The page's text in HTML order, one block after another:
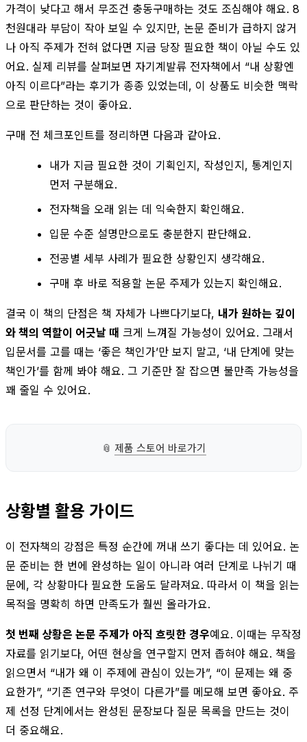
가격이 낮다고 해서 무조건 충동구매하는 것도 조심해야 해요. 8
천원대라 부담이 작아 보일 수 있지만, 논문 준비가 급하지 않거
나 아직 주제가 전혀 없다면 지금 당장 필요한 책이 아닐 수도 있
어요. 실제 리뷰를 살펴보면 자기계발류 전자책에서 “내 상황엔
아직 이르다”라는 후기가 종종 있었는데, 이 상품도 비슷한 맥락
으로 판단하는 것이 좋아요.
구매 전 체크포인트를 정리하면 다음과 같아요.
내가 지금 필요한 것이 기획인지, 작성인지, 통계인지
먼저 구분해요.
전자책을 오래 읽는 데 익숙한지 확인해요.
입문 수준 설명만으로도 충분한지 판단해요.
전공별 세부 사례가 필요한 상황인지 생각해요.
구매 후 바로 적용할 논문 주제가 있는지 확인해요.
결국 이 책의 단점은 책 자체가 나쁘다기보다, 내가 원하는 깊이
와 책의 역할이 어긋날 때 크게 느껴질 가능성이 있어요. 그래서
입문서를 고를 때는 ‘좋은 책인가’만 보지 말고, ‘내 단계에 맞는
책인가’를 함께 봐야 해요. 그 기준만 잘 잡으면 불만족 가능성을
꽤 줄일 수 있어요.
📎 제품 스토어 바로가기
상황별 활용 가이드
이 전자책의 강점은 특정 순간에 꺼내 쓰기 좋다는 데 있어요. 논
문 준비는 한 번에 완성하는 일이 아니라 여러 단계로 나뉘기 때
문에, 각 상황마다 필요한 도움도 달라져요. 따라서 이 책을 읽는
목적을 명확히 하면 만족도가 훨씬 올라가요.
첫 번째 상황은 논문 주제가 아직 흐릿한 경우예요. 이때는 무작정
자료를 읽기보다, 어떤 현상을 연구할지 먼저 좁혀야 해요. 책을
읽으면서 “내가 왜 이 주제에 관심이 있는가”, “이 문제는 왜 중
요한가”, “기존 연구와 무엇이 다른가”를 메모해 보면 좋아요. 주
제 선정 단계에서는 완성된 문장보다 질문 목록을 만드는 것이
더 중요해요.